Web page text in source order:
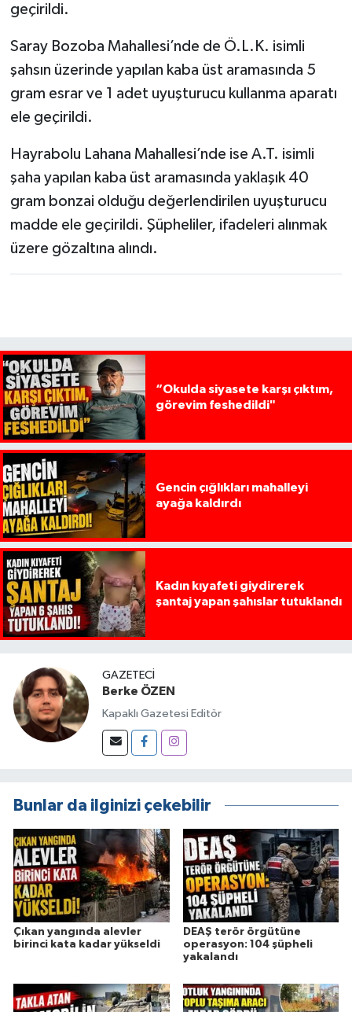
geçirildi.
Saray Bozoba Mahallesi’nde de Ö.L.K. isimli
şahsın üzerinde yapılan kaba üst aramasında 5
gram esrar ve 1 adet uyuşturucu kullanma aparatı
ele geçirildi.
Hayrabolu Lahana Mahallesi’nde ise A.T. isimli
şaha yapılan kaba üst aramasında yaklaşık 40
gram bonzai olduğu değerlendirilen uyuşturucu
madde ele geçirildi. Şüpheliler, ifadeleri alınmak
üzere gözaltına alındı.
“Okulda siyasete karşı çıktım,
görevim feshedildi"
Gencin çığlıkları mahalleyi
ayağa kaldırdı
Kadın kıyafeti giydirerek
şantaj yapan şahıslar tutuklandı
GAZETECI
Berke ÖZEN
Kapaklı Gazetesi Editör
Bunlar da ilginizi çekebilir
Çıkan yangında alevler
birinci kata kadar yükseldi
DEAŞ terör örgütüne
operasyon: 104 şüpheli
yakalandı